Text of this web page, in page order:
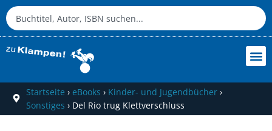
Startseite › eBooks › Kinder- und Jugendbücher›
Sonstiges › Del Rio trug Klettverschluss